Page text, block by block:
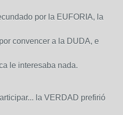
por la EUFORIA, la
convencer a la DUDA, e
le interesaba nada.
la VERDAD prefirió